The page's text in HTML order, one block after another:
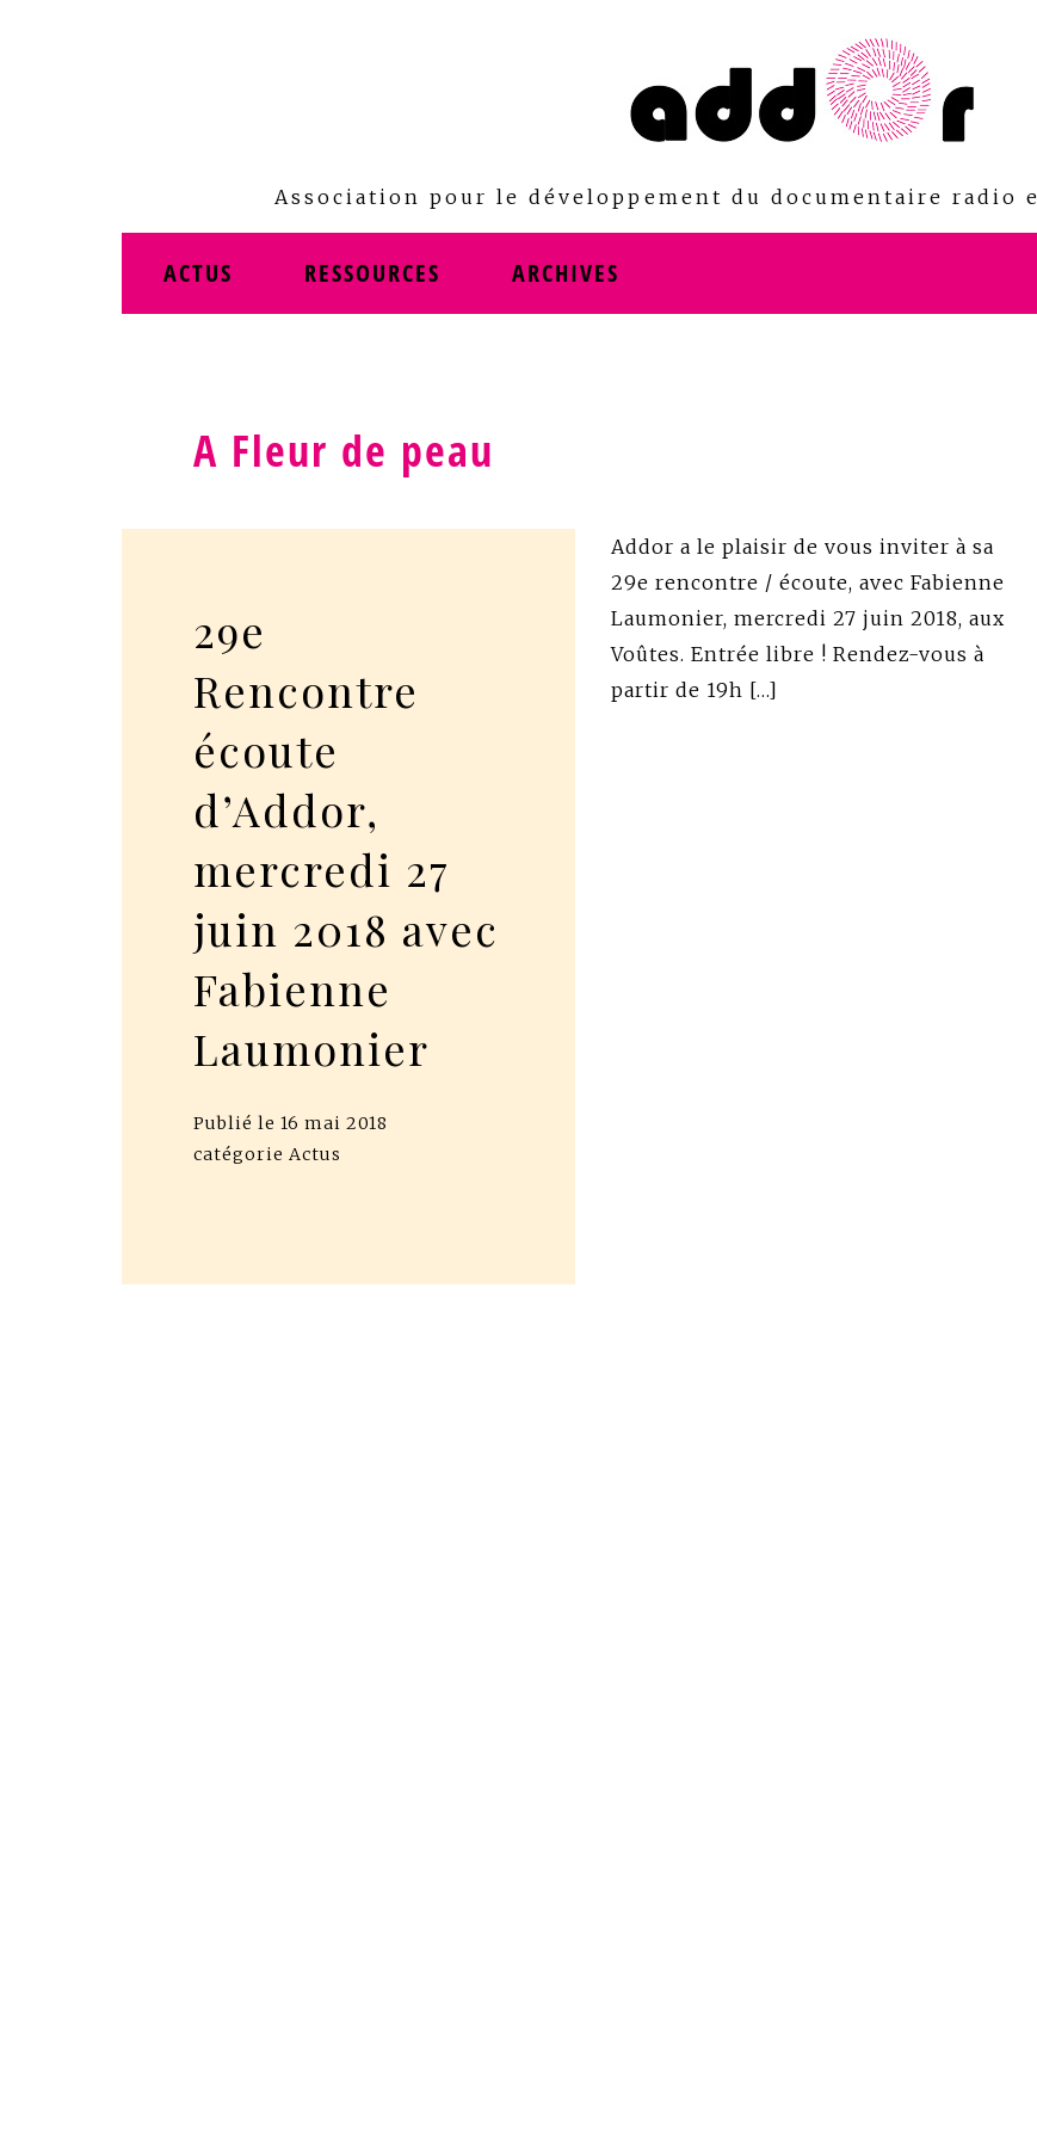
Association pour le développement du documentaire radio
ACTUS RESSOURCES ARCHIVES
A Fleur de peau
29e
Rencontre
écoute
d’Addor,
mercredi 27
juin 2018 avec
Fabienne
Laumonier
Publié le 16 mai 2018
catégorie Actus
Addor a le plaisir de vous inviter à sa
29e rencontre / écoute, avec Fabienne
Laumonier, mercredi 27 juin 2018, aux
Voûtes. Entrée libre ! Rendez-vous à
partir de 19h […]